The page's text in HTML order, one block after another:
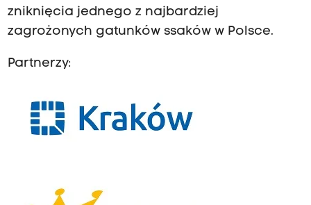
zniknięcia jednego z najbardziej
zagrożonych gatunków ssaków w Polsce.
Partnerzy: